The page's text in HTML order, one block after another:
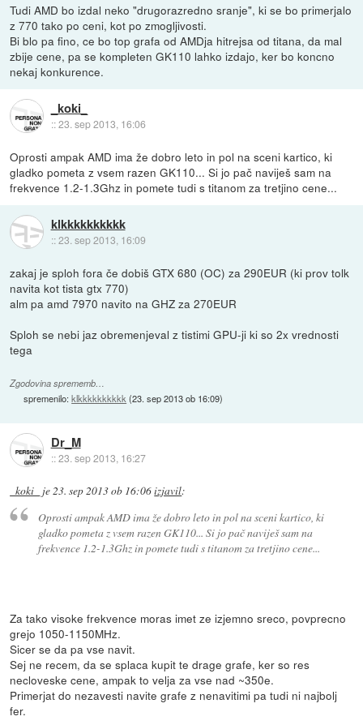
Tudi AMD bo izdal neko "drugorazredno sranje", ki se bo primerjalo
z 770 tako po ceni, kot po zmogljivosti.
Bi blo pa fino, ce bo top grafa od AMDja hitrejsa od titana, da mal
zbije cene, pa se kompleten GK110 lahko izdajo, ker bo koncno
nekaj konkurence.
_koki_
::23. sep 2013, 16:06
Oprosti ampak AMD ima že dobro leto in pol na sceni kartico, ki
gladko pometa z vsem razen GK110... Si jo pač naviješ sam na
frekvence 1.2-1.3Ghz in pomete tudi s titanom za tretjino cene...
klkkkkkkkkkk
::23. sep 2013, 16:09
zakaj je sploh fora če dobiš GTX 680 (OC) za 290EUR (ki prov tolk
navita kot tista gtx 770)
alm pa amd 7970 navito na GHZ za 270EUR
Sploh se nebi jaz obremenjeval z tistimi GPU-ji ki so 2x vrednosti
tega
Zgodovina sprememb…
spremenilo:klkkkkkkkkkk (23. sep 2013 ob 16:09)
Dr_M
::23. sep 2013, 16:27
_koki_ je23. sep 2013 ob 16:06izjavil:
Oprosti ampak AMD ima že dobro leto in pol na sceni kartico, ki
gladko pometa z vsem razen GK110... Si jo pač naviješ sam na
frekvence 1.2-1.3Ghz in pomete tudi s titanom za tretjino cene...
Za tako visoke frekvence moras imet ze izjemno sreco, povprecno
grejo 1050-1150MHz.
Sicer se da pa vse navit.
Sej ne recem, da se splaca kupit te drage grafe, ker so res
necloveske cene, ampak to velja za vse nad ~350e.
Primerjat do nezavesti navite grafe z nenavitimi pa tudi ni najbolj
fer.